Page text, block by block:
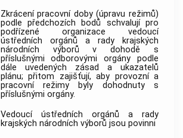
Zkrácení pracovní doby (úpravu režimů)
podle předchozích bodů schvalují pro
podřízené organizace vedoucí
ústředních orgánů a rady krajských
národních výborů v dohodě s
příslušnými odborovými orgány podle
dále uvedených zásad a ukazatelů
plánu; přitom zajišťují, aby provozní a
pracovní režimy byly dohodnuty s
příslušnými orgány.
Vedoucí ústředních orgánů a rady
krajských národních výborů jsou povinni